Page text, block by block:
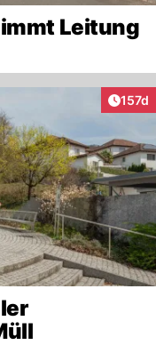
Leitung
157d